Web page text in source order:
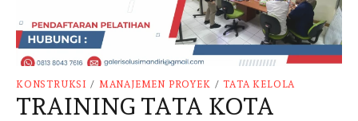
KONSTRUKSI / MANAJEMEN PROYEK / TATA KELOLA
TRAINING TATA KOTA